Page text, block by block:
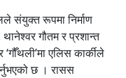
संयुक्त रूपमा निर्माण
गौतम र प्रशान्त
एलिस कार्कीले
छ । रासस